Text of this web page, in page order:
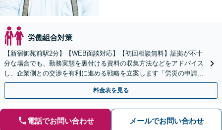
労働組合対策
【新宿御苑前駅2分】【WEB面談対応】【初回相談無料】証拠が不十
分な場合でも、勤務実態を裏付ける資料の収集方法などをアドバイス
し、企業側との交渉を有利に進める戦略を立案します「労災の申請か
ら損害賠償請求までサポート／過労死・過労自殺など」
料金表を見る
電話でお問い合わせ メールでお問い合わせ